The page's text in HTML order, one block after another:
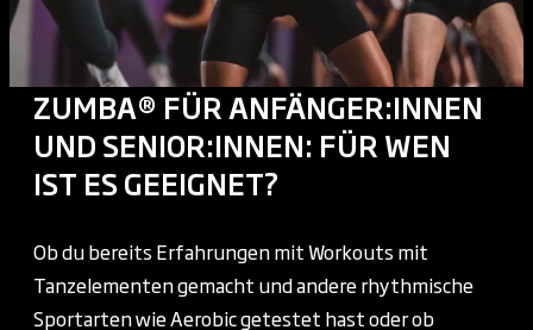
ZUMBA® FÜR ANFÄNGER:INNEN
UND SENIOR:INNEN: FÜR WEN
IST ES GEEIGNET?
Ob du bereits Erfahrungen mit Workouts mit
Tanzelementen gemacht und andere rhythmische
Sportarten wie Aerobic getestet hast oder ob